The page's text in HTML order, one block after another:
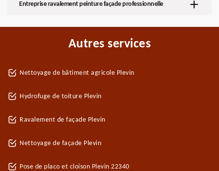
Entreprise ravalement peinture façade professionnelle
Autres services
Nettoyage de bâtiment agricole Plevin
Hydrofuge de toiture Plevin
Ravalement de façade Plevin
Nettoyage de façade Plevin
Pose de placo et cloison Plevin 22340